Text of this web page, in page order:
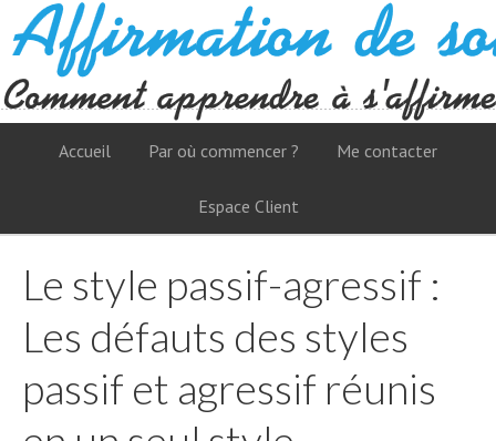
Accueil Par où commencer ? Me contacter
Espace Client
Le style passif-agressif :
Les défauts des styles
passif et agressif réunis